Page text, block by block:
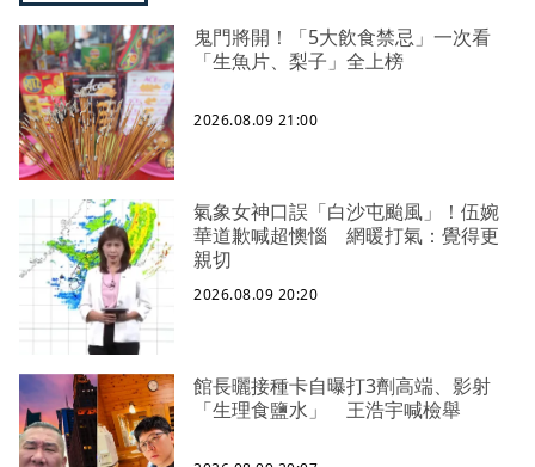
鬼門將開！「5大飲食禁忌」一次看
「生魚片、梨子」全上榜
2026.08.09 21:00
氣象女神口誤「白沙屯颱風」！伍婉
華道歉喊超懊惱 網暖打氣：覺得更
親切
2026.08.09 20:20
館長曬接種卡自曝打3劑高端、影射
「生理食鹽水」 王浩宇喊檢舉